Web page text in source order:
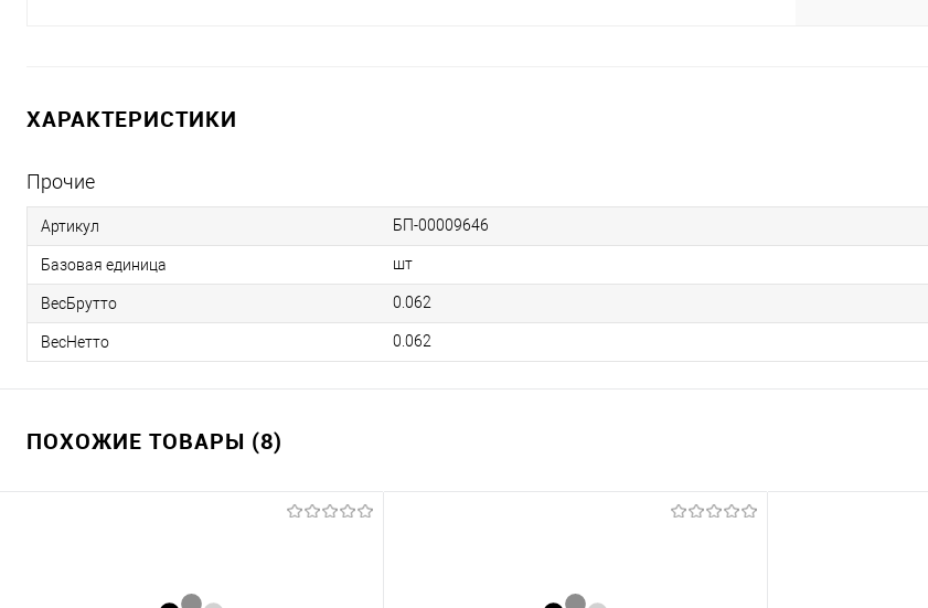
ХАРАКТЕРИСТИКИ
Прочие
Артикул БП-00009646
Базовая единица шт
ВесБрутто 0.062
ВесНетто 0.062
ПОХОЖИЕ ТОВАРЫ (8)